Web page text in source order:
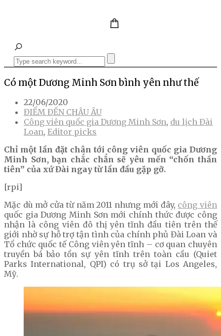
Có một Dương Minh Sơn bình yên như thế
22/06/2020
ĐIỂM ĐẾN CHÂU ÂU
Công viên quốc gia Dương Minh Sơn, du lịch Đài
Loan, Editor picks
Chỉ một lần đặt chân tới công viên quốc gia Dương
Minh Sơn, bạn chắc chắn sẽ yêu mến “chốn thần
tiên” của xứ Đài ngay từ lần đầu gặp gỡ.
[rpi]
Mặc dù mở cửa từ năm 2011 nhưng mới đây, công viên
quốc gia Dương Minh Sơn mới chính thức được công
nhận là công viên đô thị yên tĩnh đầu tiên trên thế
giới nhờ sự hỗ trợ tận tình của chính phủ Đài Loan và
Tổ chức quốc tế Công viên yên tĩnh – cơ quan chuyên
truyền bá bảo tồn sự yên tĩnh trên toàn cầu (Quiet
Parks International, QPI) có trụ sở tại Los Angeles,
Mỹ.